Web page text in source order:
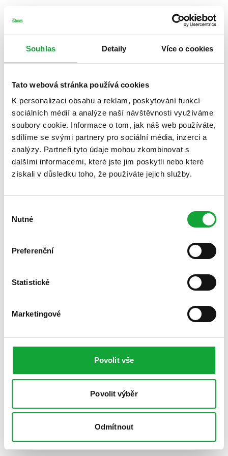
Souhlas Detaily Více o cookies
Tato webová stránka používá cookies
K personalizaci obsahu a reklam, poskytování funkcí
sociálních médií a analýze naší návštěvnosti využíváme
soubory cookie. Informace o tom, jak náš web používáte,
sdílíme se svými partnery pro sociální média, inzerci a
analýzy. Partneři tyto údaje mohou zkombinovat s
dalšími informacemi, které jste jim poskytli nebo které
získali v důsledku toho, že používáte jejich služby.
souhlasu
Nutné
Preferenční
Statistické
Marketingové
Povolit vše
Povolit výběr
Odmítnout